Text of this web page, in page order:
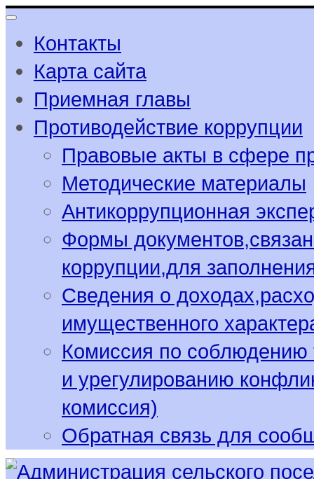
Контакты
Карта сайта
Приемная главы
Противодействие коррупции
Правовые акты в сфере
Методические материалы
Антикоррупционная
Формы
коррупции,для
Сведения о
имущественного
Комиссия по соблюдению
и урегулированию
комиссия)
Обратная связь для